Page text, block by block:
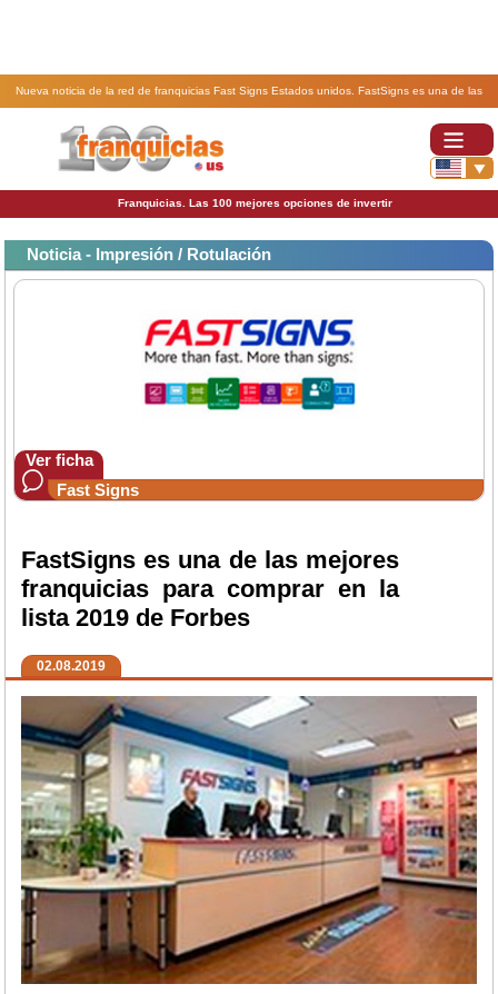
Nueva noticia de la red de franquicias Fast Signs Estados unidos. FastSigns es una de las
mejores franquicias para comprar en la lista 2019 de Forbes.
Franquicias. Las 100 mejores opciones de invertir
Noticia - Impresión / Rotulación
Ver ficha
Fast Signs
FastSigns es una de las mejores
franquicias para comprar en la
lista 2019 de Forbes
02.08.2019